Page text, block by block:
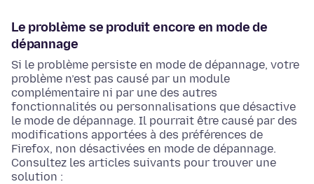
Le problème se produit encore en mode de
dépannage
Si le problème persiste en mode de dépannage, votre
problème n’est pas causé par un module
complémentaire ni par une des autres
fonctionnalités ou personnalisations que désactive
le mode de dépannage. Il pourrait être causé par des
modifications apportées à des préférences de
Firefox, non désactivées en mode de dépannage.
Consultez les articles suivants pour trouver une
solution :